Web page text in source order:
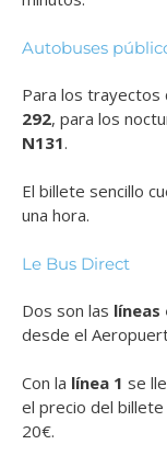
Autobuses
Para los trayectos
292, para los
N131.
El billete sencillo
una hora.
Le Bus Direct
Dos son las líneas
desde el
Con la línea 1 se
el precio del
20€.